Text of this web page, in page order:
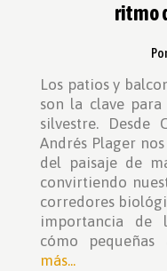
ritmo
Los patios y
son la clave
silvestre. Desde
Andrés Plager
del paisaje de
convirtiendo
corredores
importancia de
cómo pequeñas
más...